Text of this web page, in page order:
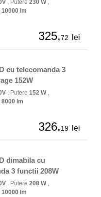
, Putere 230 W ,
10000 lm
325,72 lei
cu telecomanda 3
152W
, Putere 152 W,
8000 lm
326,19 lei
dimabila cu
3 functii 208W
, Putere 208 W,
10000 lm